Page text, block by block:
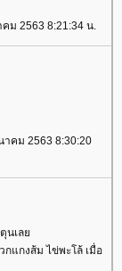
ม 2563 8:21:34 น.
าคม 2563 8:30:20
ตุนเล
แกงส้ม ไข่พะโล้ เมื่อ